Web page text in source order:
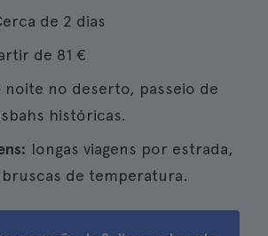
de 2 dias
de 81 €
noite no deserto, passeio de
históricas.
longas viagens por estrada,
de temperatura.